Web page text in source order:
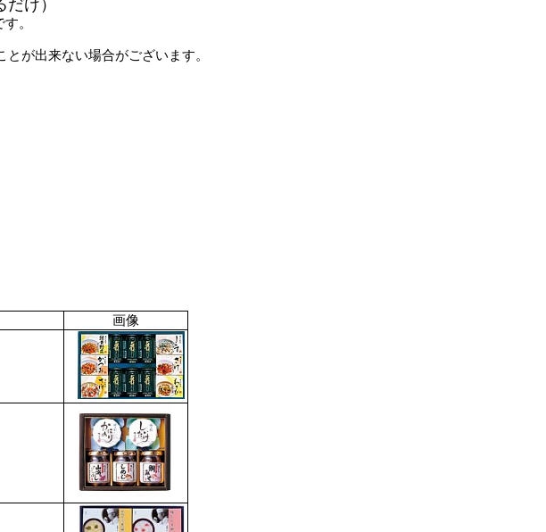
だけ）
が出来ない場合がございます。
画像